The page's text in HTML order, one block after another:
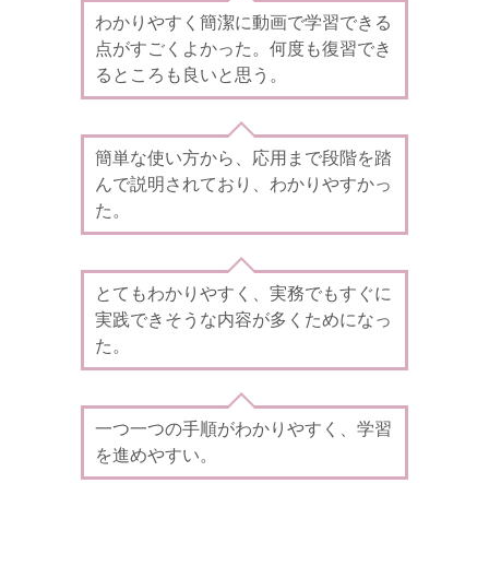
わかりやすく簡潔に動画で学習できる
点がすごくよかった。何度も復習でき
るところも良いと思う。
簡単な使い方から、応用まで段階を踏
んで説明されており、わかりやすかっ
た。
とてもわかりやすく、実務でもすぐに
実践できそうな内容が多くためになっ
た。
一つ一つの手順がわかりやすく、学習
を進めやすい。